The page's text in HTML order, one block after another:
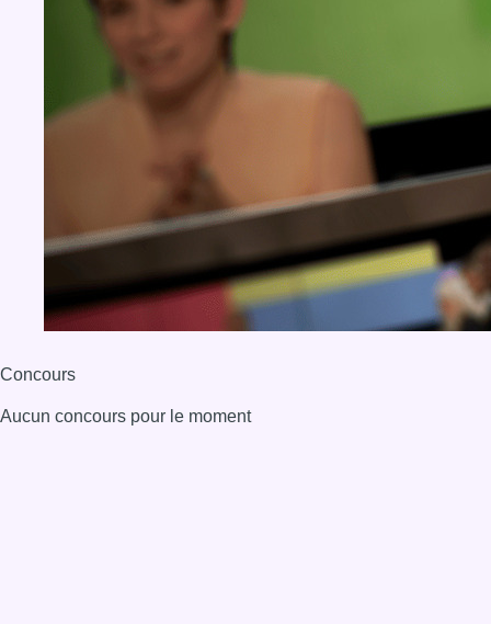
Concours
Aucun concours pour le moment